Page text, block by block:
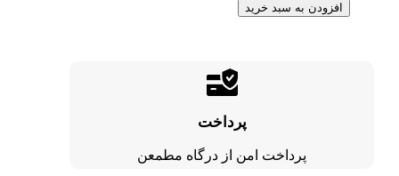
افزودن به سبد خرید
پرداخت
پرداخت امن از درگاه مطمعن